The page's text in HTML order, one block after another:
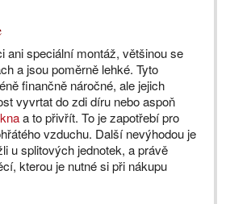
ani speciální montáž, většinou se
a jsou poměrně lehké. Tyto
finančně náročné, ale jejich
vyvrtat do zdi díru nebo aspoň
a to přivřít. To je zapotřebí pro
vzduchu. Další nevýhodou je
u splitových jednotek, a právě
kterou je nutné si při nákupu